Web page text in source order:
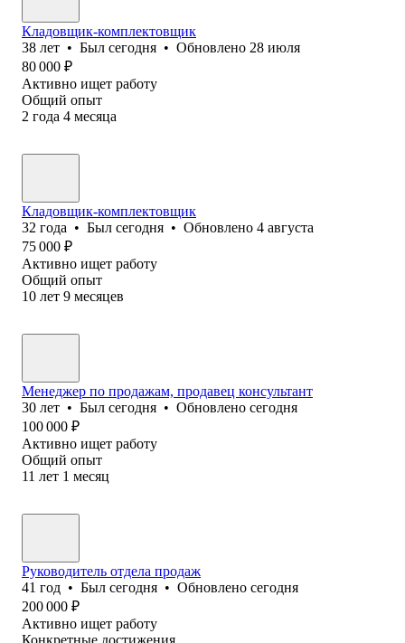
Кладовщик-комплектовщик
38 лет • Был сегодня • Обновлено 28 июля
80 000 ₽
Активно ищет работу
Общий опыт
2 года 4 месяца
Кладовщик-комплектовщик
32 года • Был сегодня • Обновлено 4 августа
75 000 ₽
Активно ищет работу
Общий опыт
10 лет 9 месяцев
Менеджер по продажам, продавец консультант
30 лет • Был сегодня • Обновлено сегодня
100 000 ₽
Активно ищет работу
Общий опыт
11 лет 1 месяц
Руководитель отдела продаж
41 год • Был сегодня • Обновлено сегодня
200 000 ₽
Активно ищет работу
Конкретные достижения